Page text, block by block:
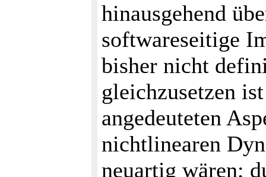
hinausgehend
softwareseitige
bisher nicht
gleichzusetzen
angedeuteten
nichtlinearen
neuartig wären;